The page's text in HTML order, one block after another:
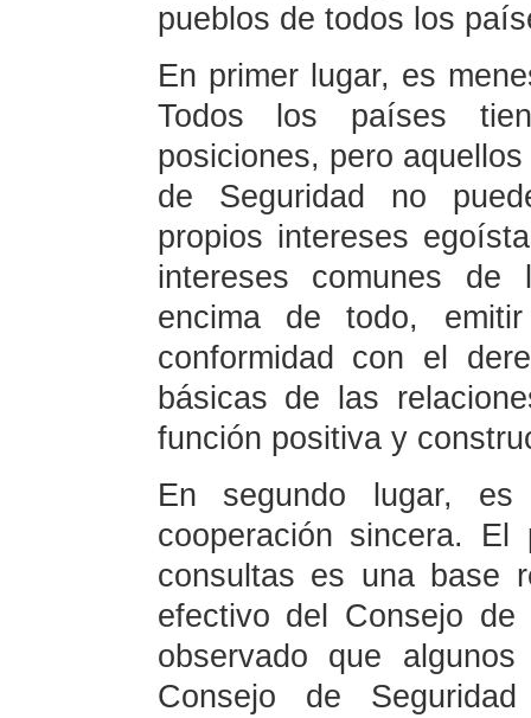
pueblos de todos los
En primer lugar, es
Todos los países
posiciones, pero
de Seguridad no
propios intereses
intereses comunes de
encima de todo,
conformidad con el
básicas de las
función positiva y
En segundo lugar,
cooperación sincera. El
consultas es una base
efectivo del Consejo
observado que
Consejo de